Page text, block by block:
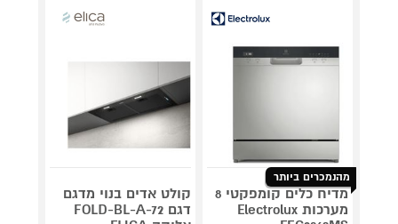
מהנמכרים ביותר
מדיח כלים קומפקטי 8
מערכות Electrolux
קולט אדים בנוי מדגם
דגם FOLD-BL-A-72